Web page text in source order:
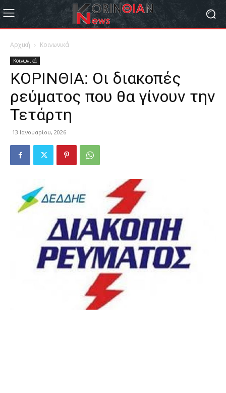
Αρχική Κοινωνικά
Κοινωνικά
ΚΟΡΙΝΘΙΑ: Οι διακοπές
ρεύματος που θα γίνουν την
Τετάρτη
13 Ιανουαρίου, 2026